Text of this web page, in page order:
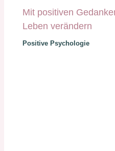
Mit positiven
Leben verändern
Positive Psychologie